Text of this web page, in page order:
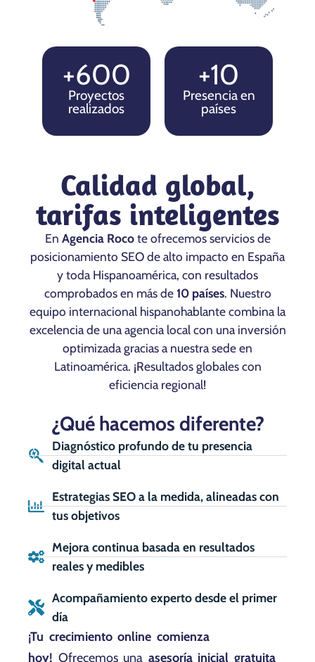
+600
Proyectos
realizados
+10
Presencia en
países
Calidad global,
tarifas inteligentes
En Agencia Rocote ofrecemos servicios de
posicionamiento SEO de alto impacto en España
y toda Hispanoamérica, con resultados
comprobados en más de10 países. Nuestro
equipo internacional hispanohablante combina la
excelencia de una agencia local con una inversión
optimizada gracias a nuestra sede en
Latinoamérica. ¡Resultados globales con
eficiencia regional!
¿Qué hacemos diferente?
Diagnóstico profundo de tu presencia
digital actual
Estrategias SEO a la medida, alineadas con
tus objetivos
Mejora continua basada en resultados
reales y medibles
Acompañamiento experto desde el primer
día
¡Tu crecimiento online comienza
hoy! Ofrecemos una asesoría inicial gratuita